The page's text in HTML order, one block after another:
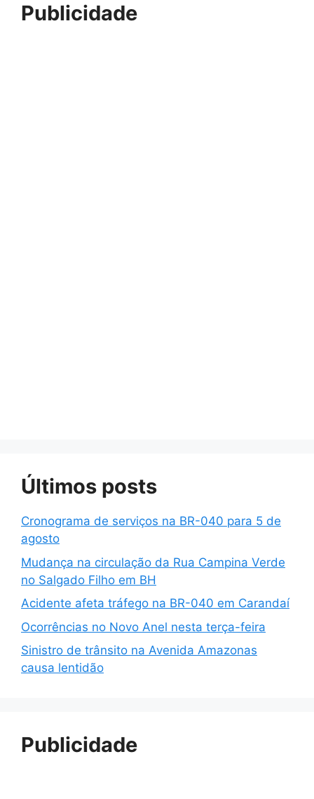
Publicidade
Últimos posts
Cronograma de serviços na BR-040 para 5 de
agosto
Mudança na circulação da Rua Campina Verde
no Salgado Filho em BH
Acidente afeta tráfego na BR-040 em Carandaí
Ocorrências no Novo Anel nesta terça-feira
Sinistro de trânsito na Avenida Amazonas
causa lentidão
Publicidade